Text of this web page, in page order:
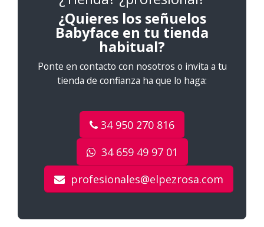
¿Quieres los señuelos
Babyface en tu tienda
habitual?
Ponte en contacto con nosotros o invita a tu
tienda de confianza ha que lo haga:
34 950 270 816
34 659 49 97 01
profesionales@elpezrosa.com